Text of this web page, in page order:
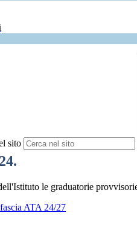
sito
le graduatorie
ATA 24/27